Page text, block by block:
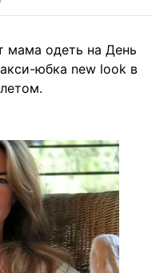
мама одеть на День
юбка new look в